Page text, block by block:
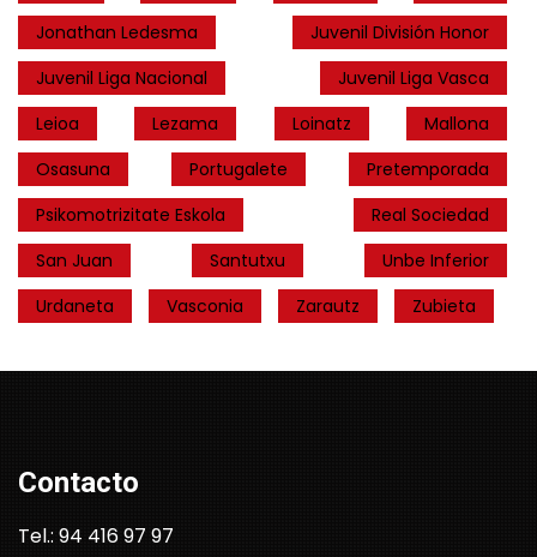
Jonathan Ledesma
Juvenil División Honor
Juvenil Liga Nacional
Juvenil Liga Vasca
Leioa
Lezama Loinatz
Mallona
Osasuna
Portugalete
Pretemporada
Psikomotrizitate Eskola
Real Sociedad
San Juan
Santutxu
Unbe Inferior
Urdaneta
Vasconia Zarautz Zubieta
Contacto
Tel.: 94 416 97 97